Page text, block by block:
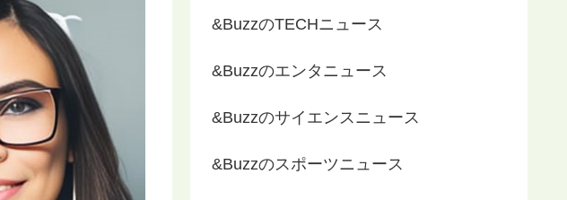
&BuzzのTECHニュース
&Buzzのエンタニュース
&Buzzのサイエンスニュース
&Buzzのスポーツニュース